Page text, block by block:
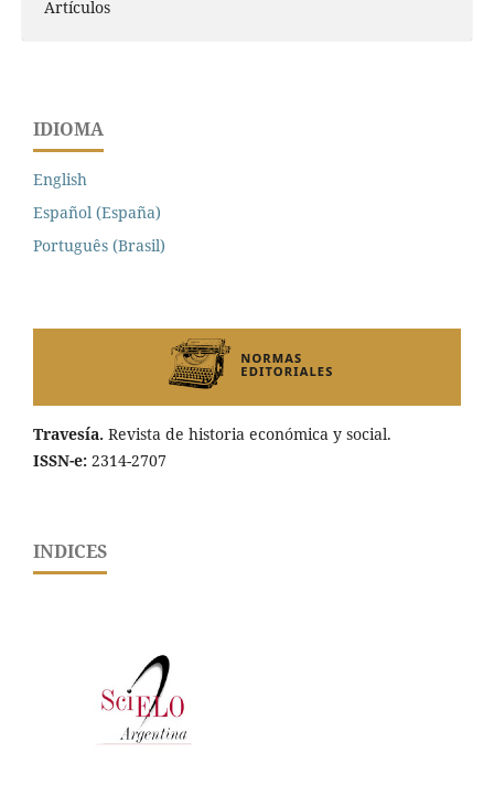
Artículos
IDIOMA
English
Español (España)
Português (Brasil)
Travesía. Revista de historia económica y social.
ISSN-e: 2314-2707
INDICES